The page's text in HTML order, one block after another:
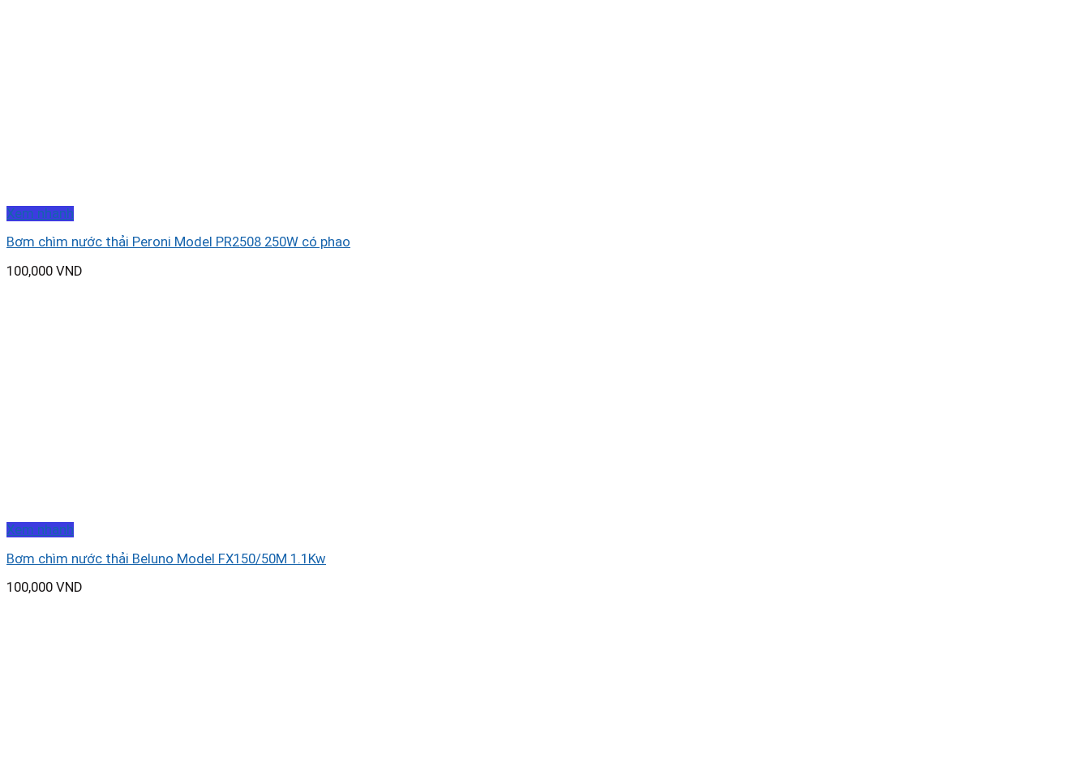
Xem nhanh
Bơm chìm nước thải Peroni Model PR2508 250W có phao
100,000 VND
Xem nhanh
Bơm chìm nước thải Beluno Model FX150/50M 1.1Kw
100,000 VND